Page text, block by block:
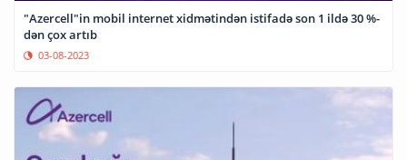
"Azercell"in mobil internet xidmətindən istifadə son 1 ildə 30 %-
dən çox artıb
03-08-2023